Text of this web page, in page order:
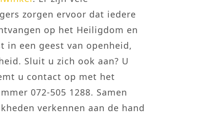
zorgen ervoor dat iedere
op het Heiligdom en
in een geest van openheid,
Sluit u zich ook aan? U
u contact op met het
072-505 1288. Samen
verkennen aan de hand